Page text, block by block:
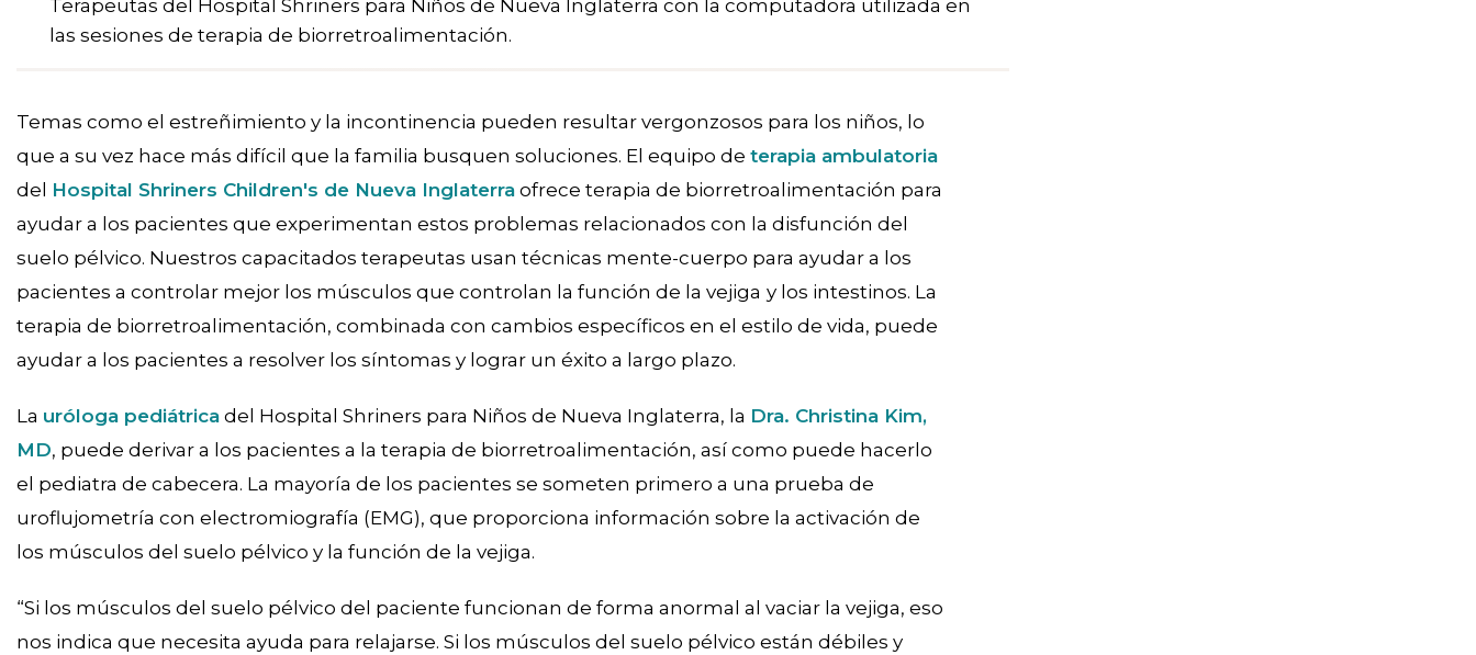
Terapeutas del Hospital Shriners para Niños de Nueva Inglaterra con la computadora utilizada en
las sesiones de terapia de biorretroalimentación.
Temas como el estreñimiento y la incontinencia pueden resultar vergonzosos para los niños, lo
que a su vez hace más difícil que la familia busquen soluciones. El equipo de terapia ambulatoria
del Hospital Shriners Children's de Nueva Inglaterra ofrece terapia de biorretroalimentación para
ayudar a los pacientes que experimentan estos problemas relacionados con la disfunción del
suelo pélvico. Nuestros capacitados terapeutas usan técnicas mente-cuerpo para ayudar a los
pacientes a controlar mejor los músculos que controlan la función de la vejiga y los intestinos. La
terapia de biorretroalimentación, combinada con cambios específicos en el estilo de vida, puede
ayudar a los pacientes a resolver los síntomas y lograr un éxito a largo plazo.
La uróloga pediátrica del Hospital Shriners para Niños de Nueva Inglaterra, la Dra. Christina Kim,
MD, puede derivar a los pacientes a la terapia de biorretroalimentación, así como puede hacerlo
el pediatra de cabecera. La mayoría de los pacientes se someten primero a una prueba de
uroflujometría con electromiografía (EMG), que proporciona información sobre la activación de
los músculos del suelo pélvico y la función de la vejiga.
“Si los músculos del suelo pélvico del paciente funcionan de forma anormal al vaciar la vejiga, eso
nos indica que necesita ayuda para relajarse. Si los músculos del suelo pélvico están débiles y